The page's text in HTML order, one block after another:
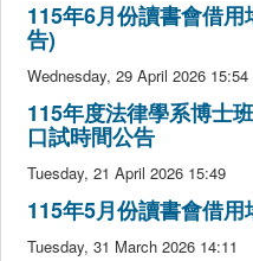
115年6月份讀書會借
告)
Wednesday, 29 April 2026 15:54
115年度法律學系博士
口試時間公告
Tuesday, 21 April 2026 15:49
115年5月份讀書會借
Tuesday, 31 March 2026 14:11